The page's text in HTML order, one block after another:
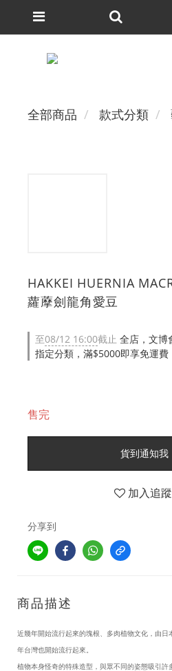
全部商品 款式分類
HAKKEI HUERNIA
蘿藦劍龍角愛豆
至08/12 16:00截止 全店，文博
指定分類，滿$5000即享免運費
售完
貨到通知我
加入追
分享到
商品描述
近幾年開始流行起來的塊根、多肉植物文化，由
年台灣也開始流行起來。
植物本身怪奇的特殊造型，與眾不同的姿態吸引許